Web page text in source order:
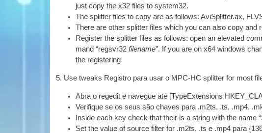
just copy the x32 files to system32.
The split­ter files to copy are as fol­lows: AviSplitter.ax,
There are oth­er split­ter files which you can also copy and
Register the split­ter files as fol­lows:open an elev­ated
mand “regsvr32 file­name”. If you are on x64 win­dows
the registering
5. Use tweaks Registro para usar o MPC-HC split­ter for most
Abra o regedit e navegue até [TypeExtensions
Verifique se os seus são chaves para .m2ts, .ts, .mp4,
Inside each key check that their is a string with the name
Set the value of source fil­ter for .m2ts, .ts e .mp4 para